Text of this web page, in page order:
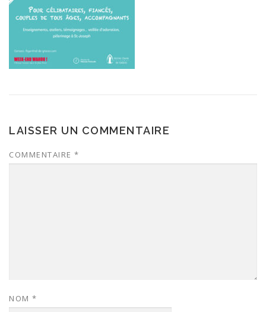
LAISSER UN COMMENTAIRE
COMMENTAIRE *
NOM *